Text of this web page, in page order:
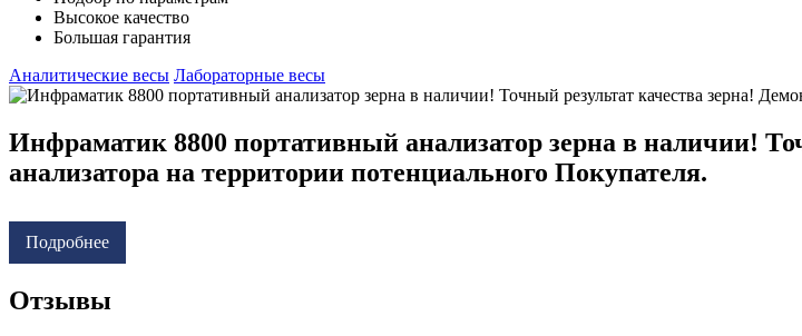
Высокое качество
Большая гарантия
Аналитические весы Лабораторные весы
Инфраматик 8800 портативный анализатор зерна в наличии!
анализатора на территории потенциального Покупателя.
Подробнее
Отзывы